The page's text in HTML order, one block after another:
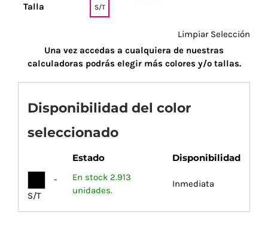
Talla S/T
Limpiar Selección
Una vez accedas a cualquiera de nuestras
calculadoras podrás elegir más colores y/o tallas.
Disponibilidad del color
seleccionado
Estado Disponibilidad
-
S/T
En stock 2.913
unidades.
Inmediata